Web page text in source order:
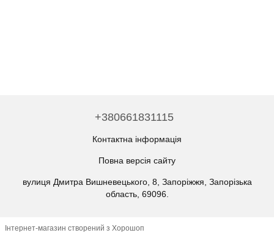
+380661831115
Контактна інформація
Повна версія сайту
вулиця Дмитра Вишневецького, 8, Запоріжжя, Запорізька
область, 69096.
Інтернет-магазин створений з Хорошоп